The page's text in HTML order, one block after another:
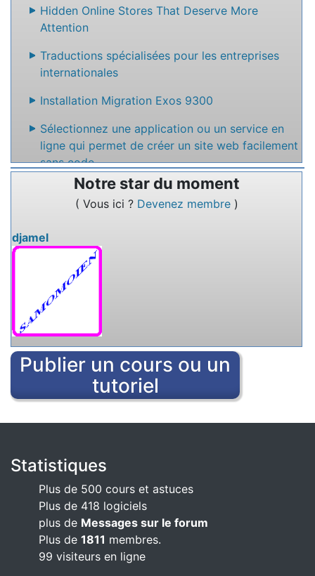
Hidden Online Stores That Deserve More
Attention
Traductions spécialisées pour les entreprises
internationales
Installation Migration Exos 9300
Sélectionnez une application ou un service en
ligne qui permet de créer un site web facilement
sans code
Nommez un service en ligne qui permet de
rédiger des textes à plusieurs.
Notre star du moment
( Vous ici ? Devenez membre )
djamel
Publier un cours ou un
tutoriel
Statistiques
Plus de 500 cours et astuces
Plus de 418 logiciels
plus de Messages sur le forum
Plus de 1811 membres.
99 visiteurs en ligne